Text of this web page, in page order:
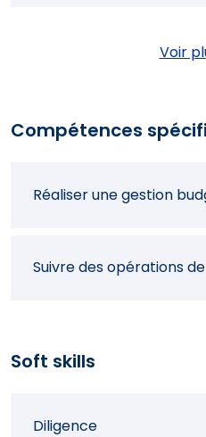
Codifier des documents
Prépare les
sociales
Voir
Compétences
Réaliser une gestion
Suivre des opérations
Soft skills
Diligence